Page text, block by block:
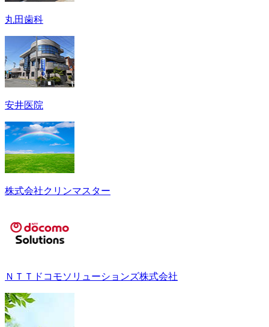
丸田歯科
安井医院
株式会社クリンマスター
ＮＴＴドコモソリューションズ株式会社